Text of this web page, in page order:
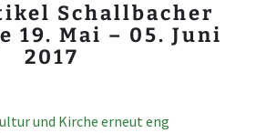
Schallbacher
19. Mai – 05. Juni
2017
und Kirche erneut eng